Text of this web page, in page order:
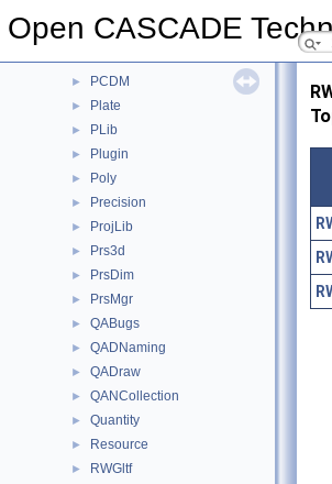
Open CASCADE
OpenGlTest
► PCDM
► Plate
► PLib
► Plugin
► Poly
► Precision
► ProjLib
► Prs3d
► PrsDim
► PrsMgr
► QABugs
► QADNaming
► QADraw
► QANCollection
► Quantity
► Resource
► RWGltf